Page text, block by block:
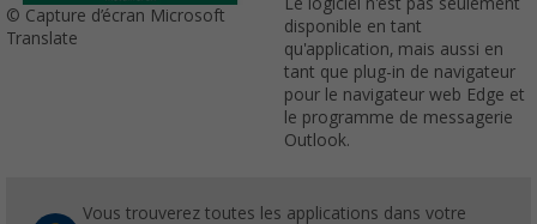
© Capture d’écran Microsoft
Translate
disponible en tant
qu'application, mais aussi en
tant que plug-in de navigateur
pour le navigateur web Edge et
le programme de messagerie
Outlook.
Vous trouverez toutes les applications dans votre